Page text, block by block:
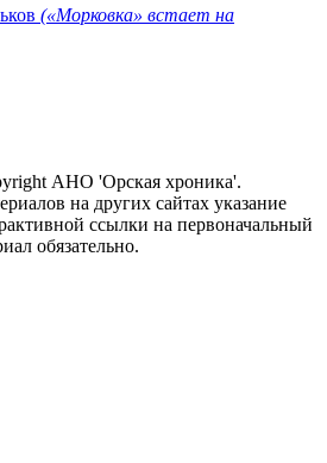
(«Морковка» встает на
АНО 'Орская хроника'.
на других сайтах указание
ссылки на первоначальный
обязательно.